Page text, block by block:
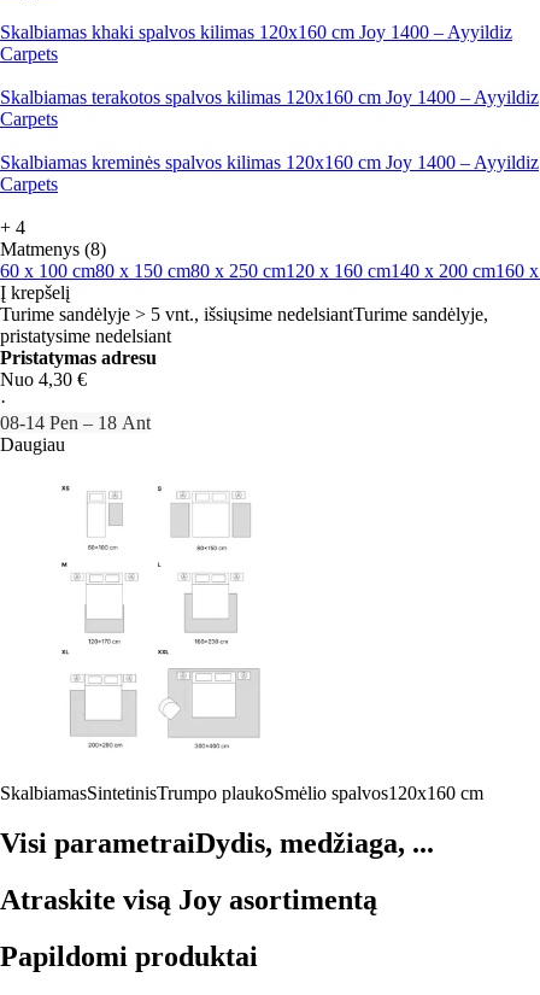
Skalbiamas khaki spalvos kilimas 120x160 cm Joy 1400 – Ayyildiz
Carpets
Skalbiamas terakotos spalvos kilimas 120x160 cm Joy 1400 – Ayyildiz
Carpets
Skalbiamas kreminės spalvos kilimas 120x160 cm Joy 1400 – Ayyildiz
Carpets
+ 4
Matmenys (8)
60 x 100 cm80 x 150 cm80 x 250 cm120 x 160 cm140 x 200 cm160
Į krepšelį
Turime sandėlyje > 5 vnt., išsiųsime nedelsiantTurime sandėlyje,
pristatysime nedelsiant
Pristatymas adresu
Nuo 4,30 €
·
08‑14 Pen – 18 Ant
Daugiau
SkalbiamasSintetinisTrumpo plaukoSmėlio spalvos120x160 cm
Visi parametraiDydis, medžiaga, ...
Atraskite visą Joy asortimentą
Papildomi produktai